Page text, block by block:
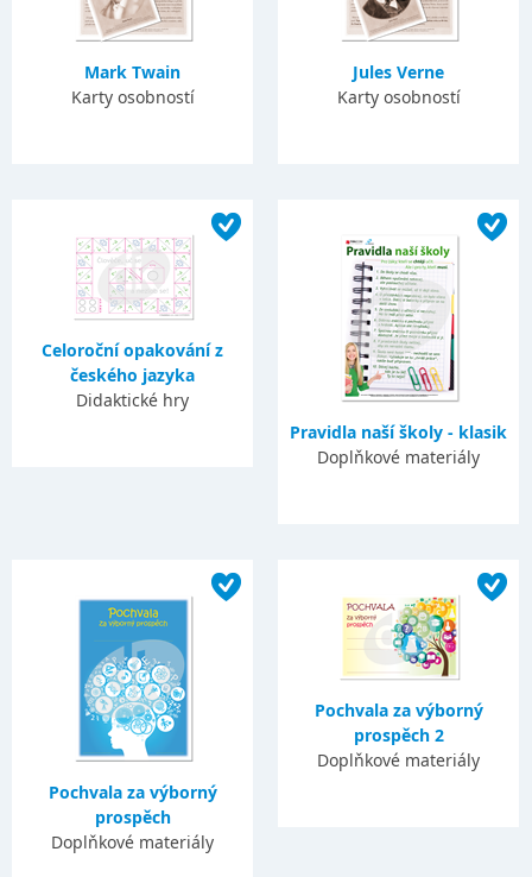
Mark Twain
Karty osobností
Jules Verne
Karty osobností
Celoroční opakování z
českého jazyka
Didaktické hry
Pravidla naší školy - klasik
Doplňkové materiály
Pochvala za výborný
prospěch
Doplňkové materiály
Pochvala za výborný
prospěch 2
Doplňkové materiály